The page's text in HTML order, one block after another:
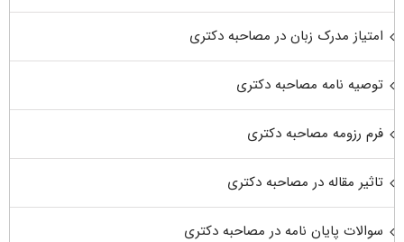
امتیاز مدرک زبان در مصاحبه دکتری
توصیه نامه مصاحبه دکتری
فرم رزومه مصاحبه دکتری
تاثیر مقاله در مصاحبه دکتری
سوالات پایان نامه در مصاحبه دکتری